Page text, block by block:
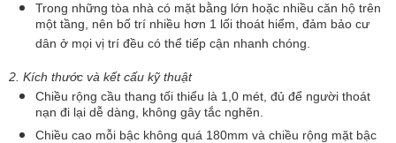
Trong những tòa nhà có mặt bằng lớn hoặc nhiều căn hộ trên
một tầng, nên bố trí nhiều hơn 1 lối thoát hiểm, đảm bảo cư
dân ở mọi vị trí đều có thể tiếp cận nhanh chóng.
2. Kích thước và kết cấu kỹ thuật
Chiều rộng cầu thang tối thiểu là 1,0 mét, đủ để người thoát
nạn đi lại dễ dàng, không gây tắc nghẽn.
Chiều cao mỗi bậc không quá 180mm và chiều rộng mặt bậc